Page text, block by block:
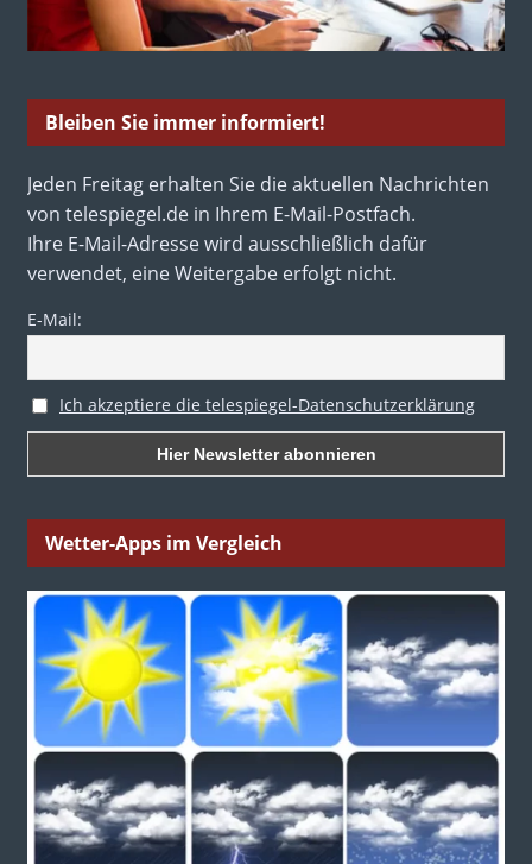
Bleiben Sie immer informiert!
Jeden Freitag erhalten Sie die aktuellen Nachrichten
von telespiegel.de in Ihrem E-Mail-Postfach.
Ihre E-Mail-Adresse wird ausschließlich dafür
verwendet, eine Weitergabe erfolgt nicht.
E-Mail:
Ich akzeptiere die telespiegel-Datenschutzerklärung
Wetter-Apps im Vergleich